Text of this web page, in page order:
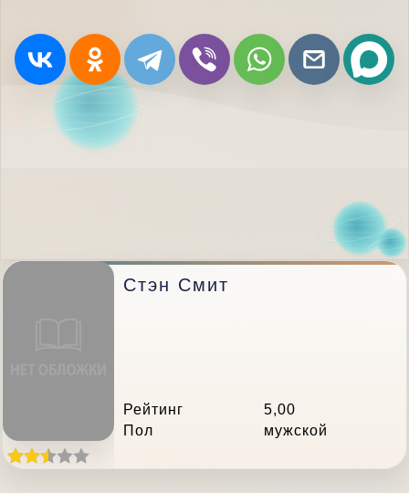
Стэн Смит
Рейтинг
5,00
Пол
мужской